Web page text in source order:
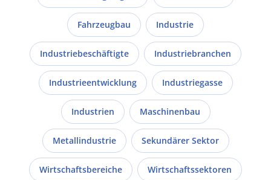
Fahrzeugbau Industrie
Industriebeschäftigte Industriebranchen
Industrieentwicklung Industriegasse
Industrien Maschinenbau
Metallindustrie Sekundärer Sektor
Wirtschaftsbereiche Wirtschaftssektoren